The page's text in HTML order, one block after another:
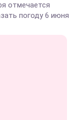
отмечается
погоду 6 июня